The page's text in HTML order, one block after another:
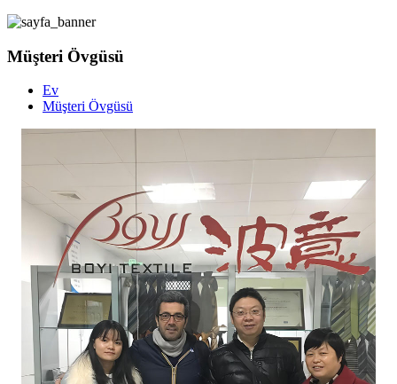
Müşteri Övgüsü
Ev
Müşteri Övgüsü